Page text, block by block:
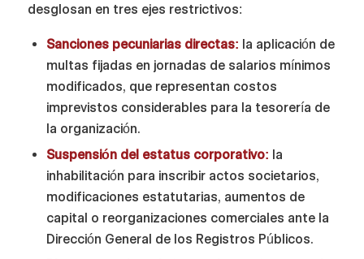
desglosan en tres ejes restrictivos:
Sanciones pecuniarias directas: la aplicación de
multas fijadas en jornadas de salarios mínimos
modificados, que representan costos
imprevistos considerables para la tesorería de
la organización.
Suspensión del estatus corporativo: la
inhabilitación para inscribir actos societarios,
modificaciones estatutarias, aumentos de
capital o reorganizaciones comerciales ante la
Dirección General de los Registros Públicos.